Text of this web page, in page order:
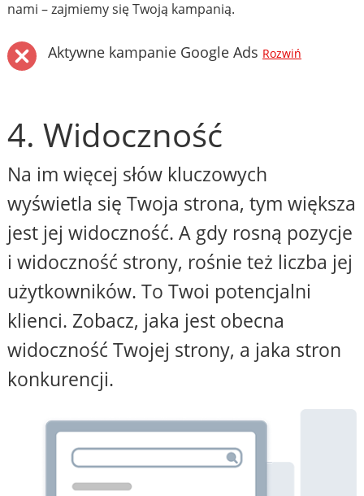
nami – zajmiemy się Twoją kampanią.
Aktywne kampanie Google Ads Rozwiń
4. Widoczność
Na im więcej słów kluczowych
wyświetla się Twoja strona, tym większa
jest jej widoczność. A gdy rosną pozycje
i widoczność strony, rośnie też liczba jej
użytkowników. To Twoi potencjalni
klienci. Zobacz, jaka jest obecna
widoczność Twojej strony, a jaka stron
konkurencji.